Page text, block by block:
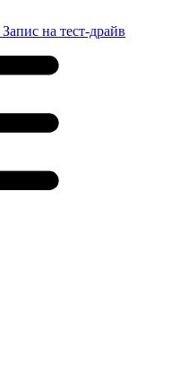
Запис на тест-драйв